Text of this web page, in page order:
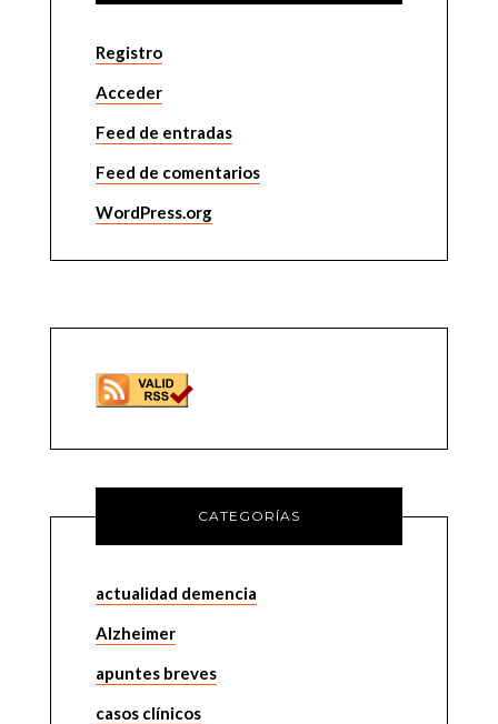
Registro
Acceder
Feed de entradas
Feed de comentarios
WordPress.org
CATEGORÍAS
actualidad demencia
Alzheimer
apuntes breves
casos clínicos